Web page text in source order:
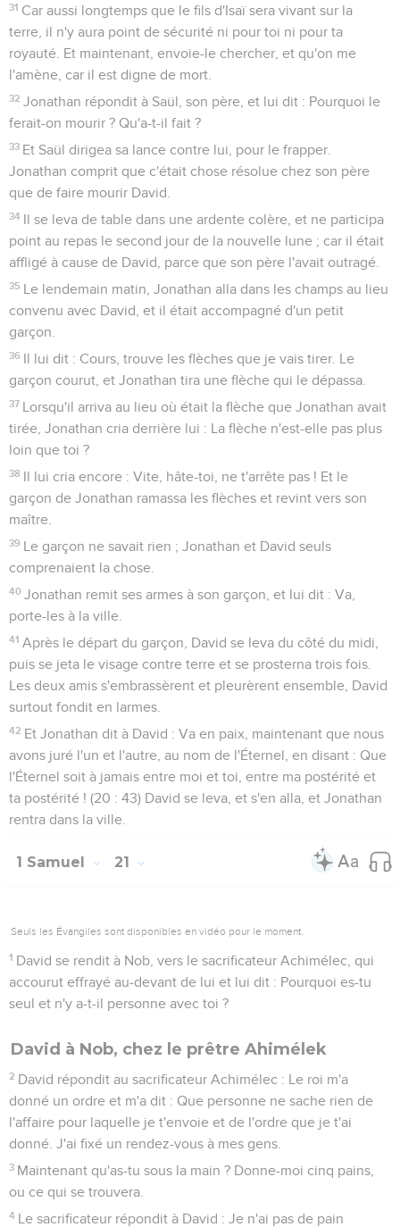
31 Car aussi longtemps que le fils d'Isaï sera vivant sur la
terre, il n'y aura point de sécurité ni pour toi ni pour ta
royauté. Et maintenant, envoie-le chercher, et qu'on me
l'amène, car il est digne de mort.
32 Jonathan répondit à Saül, son père, et lui dit : Pourquoi le
ferait-on mourir ? Qu'a-t-il fait ?
33 Et Saül dirigea sa lance contre lui, pour le frapper.
Jonathan comprit que c'était chose résolue chez son père
que de faire mourir David.
34 Il se leva de table dans une ardente colère, et ne participa
point au repas le second jour de la nouvelle lune ; car il était
affligé à cause de David, parce que son père l'avait outragé.
35 Le lendemain matin, Jonathan alla dans les champs au lieu
convenu avec David, et il était accompagné d'un petit
garçon.
36 Il lui dit : Cours, trouve les flèches que je vais tirer. Le
garçon courut, et Jonathan tira une flèche qui le dépassa.
37 Lorsqu'il arriva au lieu où était la flèche que Jonathan avait
tirée, Jonathan cria derrière lui : La flèche n'est-elle pas plus
loin que toi ?
38 Il lui cria encore : Vite, hâte-toi, ne t'arrête pas ! Et le
garçon de Jonathan ramassa les flèches et revint vers son
maître.
39 Le garçon ne savait rien ; Jonathan et David seuls
comprenaient la chose.
40 Jonathan remit ses armes à son garçon, et lui dit : Va,
porte-les à la ville.
41 Après le départ du garçon, David se leva du côté du midi,
puis se jeta le visage contre terre et se prosterna trois fois.
Les deux amis s'embrassèrent et pleurèrent ensemble, David
surtout fondit en larmes.
42 Et Jonathan dit à David : Va en paix, maintenant que nous
avons juré l'un et l'autre, au nom de l'Éternel, en disant : Que
l'Éternel soit à jamais entre moi et toi, entre ma postérité et
ta postérité ! (20 : 43) David se leva, et s'en alla, et Jonathan
rentra dans la ville.
1 Samuel 21
Seuls les Évangiles sont disponibles en vidéo pour le moment.
1 David se rendit à Nob, vers le sacrificateur Achimélec, qui
accourut effrayé au-devant de lui et lui dit : Pourquoi es-tu
seul et n'y a-t-il personne avec toi ?
David à Nob, chez le prêtre Ahimélek
2 David répondit au sacrificateur Achimélec : Le roi m'a
donné un ordre et m'a dit : Que personne ne sache rien de
l'affaire pour laquelle je t'envoie et de l'ordre que je t'ai
donné. J'ai fixé un rendez-vous à mes gens.
3 Maintenant qu'as-tu sous la main ? Donne-moi cinq pains,
ou ce qui se trouvera.
4 Le sacrificateur répondit à David : Je n'ai pas de pain